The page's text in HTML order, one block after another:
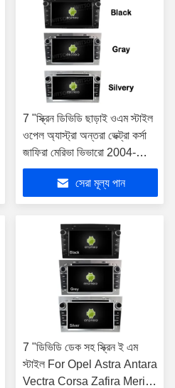
7 "স্ক্রিন ডিভিডি ছাড়াই ওএম স্টাইল
ওপেল অ্যাস্ট্রা অন্তরা ভেক্ট্রা কর্সা
জাফিরা মেরিভা ভিভারো 2004-
2011 গাড়ি মাল্টিমিডিয়া সেন্ট
সেরা মূল্য পান
7 "ডিভিডি ডেক সহ স্ক্রিন ই এম
স্টাইল For Opel Astra Antara
Vectra Corsa Zafira Meriva